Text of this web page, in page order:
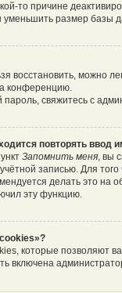
то причине
размер базы
восстановить, можно
конференцию.
пароль, свяжитесь с
повторять ввод
Запомнить меня, вы
записью. Для
делать это на
эту функцию.
которые позволяют
включена